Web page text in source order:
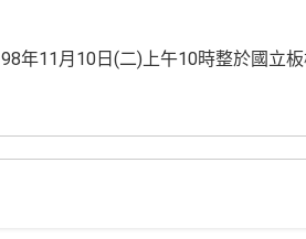
98年11月10日(二)上午10時整於國立